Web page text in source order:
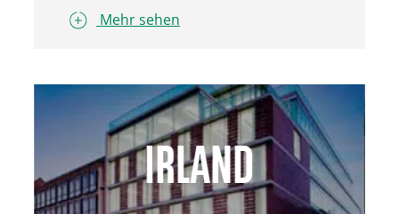
Mehr sehen
IRLAND